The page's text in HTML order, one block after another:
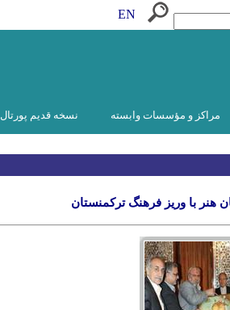
EN
مراکز و مؤسسات وابسته نسخه قدیم پورتال
هنر با وریز فرهنگ ترکمنستان